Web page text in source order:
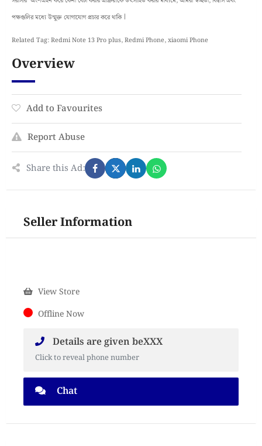
পক্ষগুলির মধ্যে উন্মুক্ত যোগাযোগ প্রচার করে থাকি।
Related Tag: Redmi Note 13 Pro plus, Redmi Phone, xiaomi Phone
Overview
Add to Favourites
Report Abuse
Share this Ad:
Seller Information
View Store
Offline Now
Details are given beXXX
Click to reveal phone number
Chat